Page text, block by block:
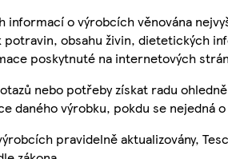
informací o výrobcích věnována
potravin, obsahu živin, dietetických
poskytnuté na internetových
nebo potřeby získat radu
daného výrobku, pokdu se nejedná
pravidelně aktualizovány,